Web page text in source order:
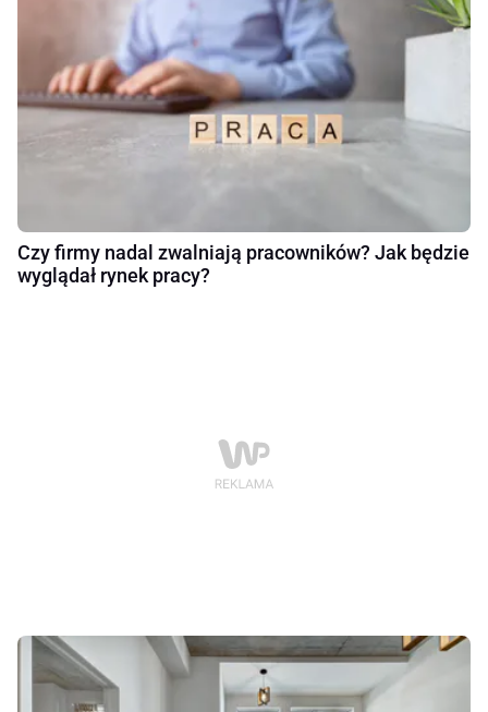
Czy firmy nadal zwalniają pracowników? Jak będzie
wyglądał rynek pracy?